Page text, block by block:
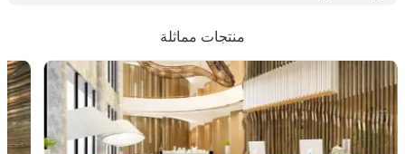
منتجات مماثلة